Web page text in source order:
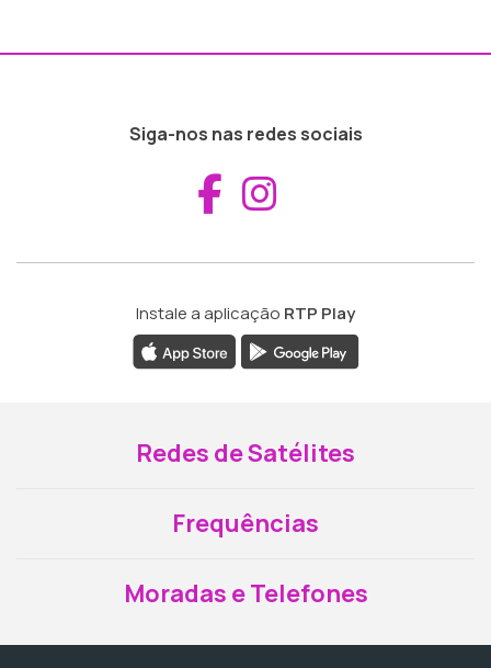
Siga-nos nas redes sociais
Aceder ao
Instale a aplicação RTP Play
Redes de Satélites
Frequências
Moradas e Telefones